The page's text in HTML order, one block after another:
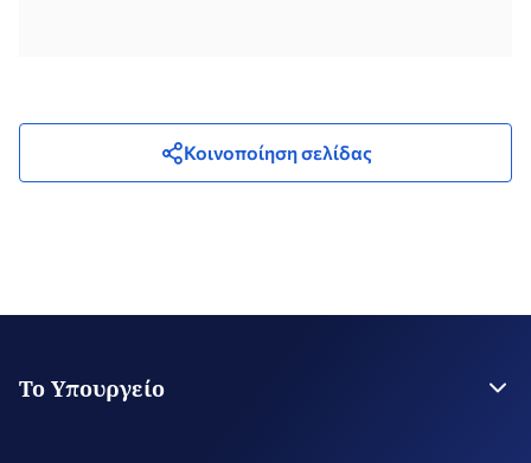
Κοινοποίηση σελίδας
Το Υπουργείο